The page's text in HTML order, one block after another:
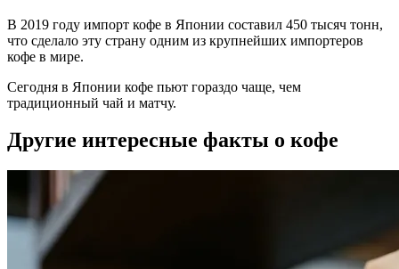
В 2019 году импорт кофе в Японии составил 450 тысяч тонн,
что сделало эту страну одним из крупнейших импортеров
кофе в мире.
Сегодня в Японии кофе пьют гораздо чаще, чем
традиционный чай и матчу.
Другие интересные факты о кофе